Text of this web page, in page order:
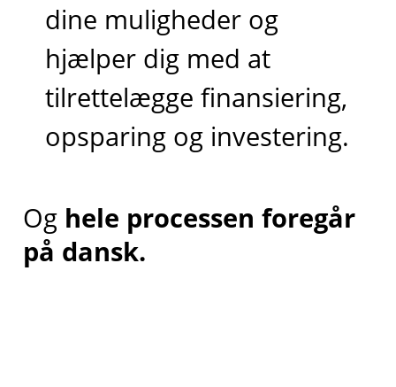
dine muligheder og
hjælper dig med at
tilrettelægge finansiering,
opsparing og investering.
Og hele processen foregår
på dansk.